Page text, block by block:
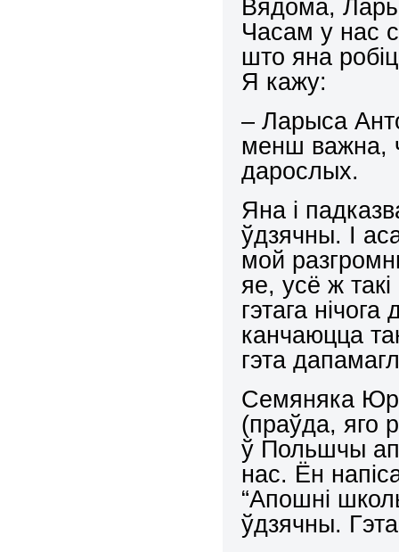
Вядома,
Часам у нас
што яна
Я кажу:
– Ларыса
менш важна,
дарослых.
Яна і
ўдзячны. І
мой
яе, усё ж
гэтага
канчаюцца
гэта
Семяняка
(праўда, яго
ў Польшчы
нас. Ён
“Апошні
ўдзячны.